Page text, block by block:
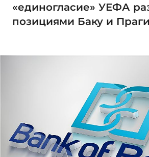
«единогласие» УЕФА
позициями Баку и Праги